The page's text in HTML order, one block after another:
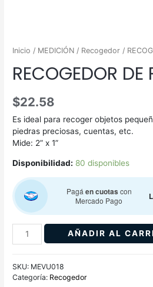
Inicio / MEDICIÓN / Recogedor /
RECOGEDOR DE
$22.58
Es ideal para recoger objetos
piedras preciosas, cuentas, etc.
Mide: 2” x 1”
Disponibilidad: 80 disponibles
Pagáen cuotas con
Mercado Pago
AÑADIR AL
SKU: MEVU018
Categoría: Recogedor